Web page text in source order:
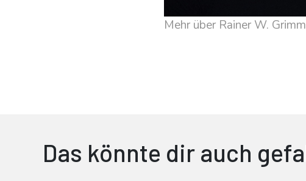
Mehr über Rainer W. Grimm
Das könnte dir auch